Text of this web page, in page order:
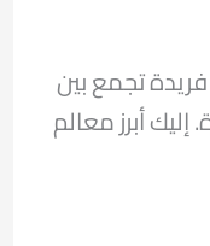
تجمع بين
إليك أبرز معالم